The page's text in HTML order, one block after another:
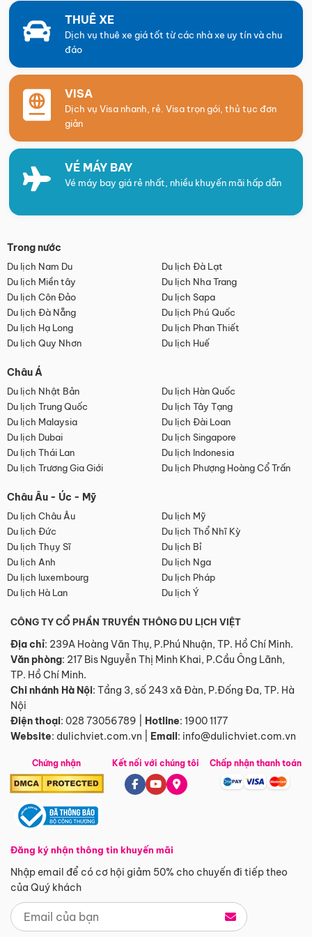
THUÊ XE
Dịch vụ thuê xe giá tốt từ các nhà xe uy tín và chu
đáo
VISA
Dịch vụ Visa nhanh, rẻ. Visa trọn gói, thủ tục đơn
giản
VÉ MÁY BAY
Vé máy bay giá rẻ nhất, nhiều khuyến mãi hấp dẫn
Trong nước
Du lịch Nam Du
Du lịch Đà Lạt
Du lịch Miền tây
Du lịch Nha Trang
Du lịch Côn Đảo
Du lịch Sapa
Du lịch Đà Nẵng
Du lịch Phú Quốc
Du lịch Hạ Long
Du lịch Phan Thiết
Du lịch Quy Nhơn
Du lịch Huế
Châu Á
Du lịch Nhật Bản
Du lịch Hàn Quốc
Du lịch Trung Quốc
Du lịch Tây Tạng
Du lịch Malaysia
Du lịch Đài Loan
Du lịch Dubai
Du lịch Singapore
Du lịch Thái Lan
Du lịch Indonesia
Du lịch Trương Gia Giới
Du lịch Phượng Hoàng Cổ Trấn
Châu Âu - Úc - Mỹ
Du lịch Châu Âu
Du lịch Mỹ
Du lịch Đức
Du lịch Thổ Nhĩ Kỳ
Du lịch Thụy Sĩ
Du lịch Bỉ
Du lịch Anh
Du lịch Nga
Du lịch luxembourg
Du lịch Pháp
Du lịch Hà Lan
Du lịch Ý
CÔNG TY CỔ PHẦN TRUYỀN THÔNG DU LỊCH VIỆT
Địa chỉ: 239A Hoàng Văn Thụ, P.Phú Nhuận, TP. Hồ Chí Minh.
Văn phòng: 217 Bis Nguyễn Thị Minh Khai, P.Cầu Ông Lãnh,
TP. Hồ Chí Minh.
Chi nhánh Hà Nội: Tầng 3, số 243 xã Đàn, P.Đống Đa, TP. Hà
Nội
Điện thoại: 028 73056789 Hotline: 1900 1177
Website: dulichviet.com.vn Email: info@dulichviet.com.vn
Chứng nhận
Đăng ký nhận thông tin khuyến mãi
Nhập email để có cơ hội giảm 50% cho chuyến đi tiếp theo
của Quý khách
Kết nối với chúng tôi Chấp nhận thanh toán